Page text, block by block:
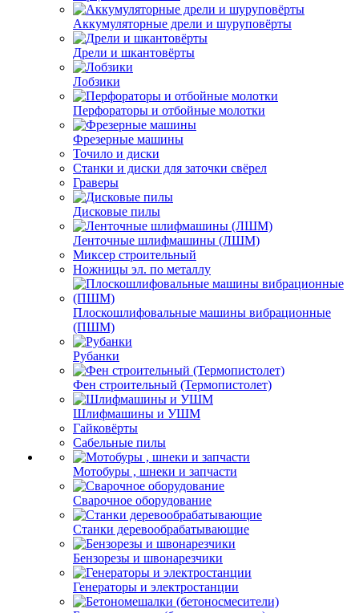
Аккумуляторные дрели и шуруповёрты
Дрели и шкантовёрты
Лобзики
Перфораторы и отбойные молотки
Фрезерные машины
Точило и диски
Станки и диски для заточки свёрел
Граверы
Дисковые пилы
Ленточные шлифмашины (ЛШМ)
Миксер строительный
Ножницы эл. по металлу
Плоскошлифовальные машины вибрационные
(ПШМ)
Рубанки
Фен строительный (Термопистолет)
Шлифмашины и УШМ
Гайковёрты
Сабельные пилы
Мотобуры , шнеки и запчасти
Сварочное оборудование
Станки деревообрабатывающие
Бензорезы и швонарезчики
Генераторы и электростанции